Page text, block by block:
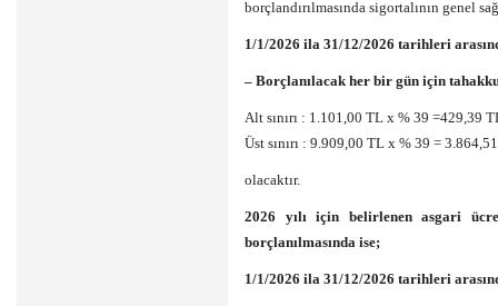
borçlandırılmasında sigortalının genel
1/1/2026 ila 31/12/2026 tarihleri
– Borçlanılacak her bir gün için
Alt sınırı : 1.101,00 TL x % 39 =429,39
Üst sınırı : 9.909,00 TL x % 39 =
olacaktır.
2026 yılı için belirlenen asgari
borçlanılmasında ise;
1/1/2026 ila 31/12/2026 tarihleri